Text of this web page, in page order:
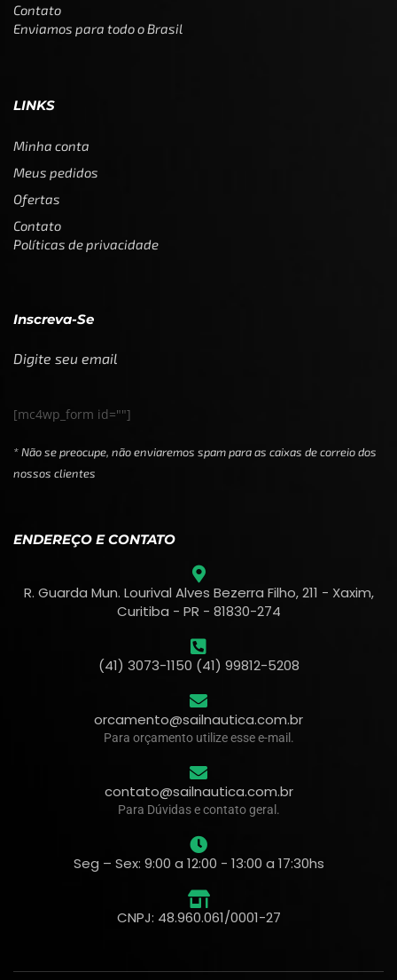
Contato
Enviamos para todo o Brasil
LINKS
Minha conta
Meus pedidos
Ofertas
Contato
Políticas de privacidade
Inscreva-Se
Digite seu email
[mc4wp_form id=""]
* Não se preocupe, não enviaremos spam para as caixas de correio dos
nossos clientes
ENDEREÇO E CONTATO
R. Guarda Mun. Lourival Alves Bezerra Filho, 211 - Xaxim,
Curitiba - PR - 81830-274
(41) 3073-1150 (41) 99812-5208
orcamento@sailnautica.com.br
Para orçamento utilize esse e-mail.
contato@sailnautica.com.br
Para Dúvidas e contato geral.
Seg – Sex: 9:00 a 12:00 - 13:00 a 17:30hs
CNPJ: 48.960.061/0001-27